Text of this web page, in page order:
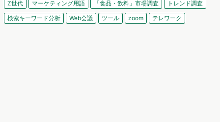
Z世代 マーケティング用語 「食品・飲料」市場調査
トレンド調査
検索キーワード分析
Web会議 ツール zoom テレワーク